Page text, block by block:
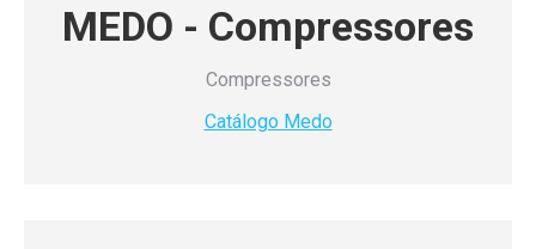
MEDO - Compressores
Compressores
Catálogo Medo